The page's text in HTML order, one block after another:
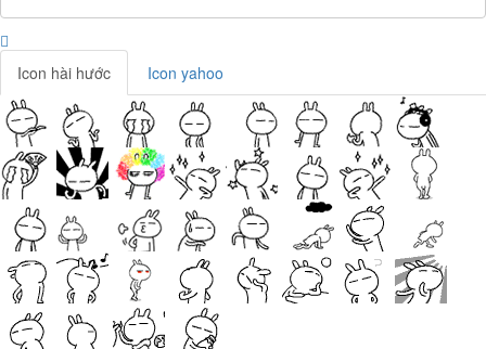
Icon hài hước Icon yahoo